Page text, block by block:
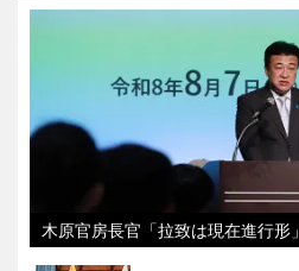
木原官房長官「拉致は現在進行形」